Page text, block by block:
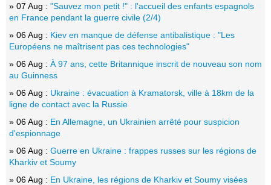
» 07 Aug : "Sauvez mon petit !" : l'accueil des enfants espagnols
en France pendant la guerre civile (2/4)
» 06 Aug : Kiev en manque de défense antibalistique : "Les
Européens ne maîtrisent pas ces technologies"
» 06 Aug : À 97 ans, cette Britannique inscrit de nouveau son nom
au Guinness
» 06 Aug : Ukraine : évacuation à Kramatorsk, ville à 18km de la
ligne de contact avec la Russie
» 06 Aug : En Allemagne, un Ukrainien arrêté pour suspicion
d'espionnage
» 06 Aug : Guerre en Ukraine : frappes russes sur les régions de
Kharkiv et Soumy
» 06 Aug : En Ukraine, les régions de Kharkiv et Soumy visées